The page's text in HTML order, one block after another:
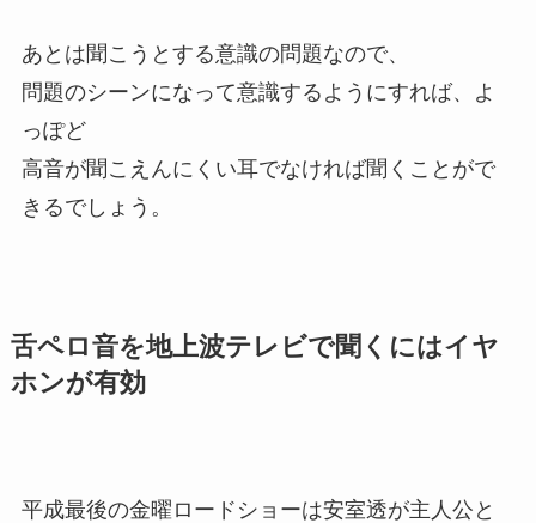
あとは聞こうとする意識の問題なので、
問題のシーンになって意識するようにすれば、よ
っぽど
高音が聞こえんにくい耳でなければ聞くことがで
きるでしょう。
舌ペロ音を地上波テレビで聞くにはイヤ
ホンが有効
平成最後の金曜ロードショーは安室透が主人公と